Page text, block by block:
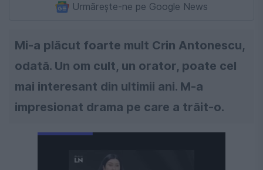
Urmărește-ne pe Google News
Mi-a plăcut foarte mult Crin Antonescu,
odată. Un om cult, un orator, poate cel
mai interesant din ultimii ani. M-a
impresionat drama pe care a trăit-o.